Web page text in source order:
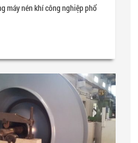
máy nén khí công nghiệp phổ